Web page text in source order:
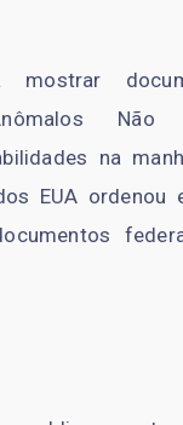
Não
na
EUA ordenou